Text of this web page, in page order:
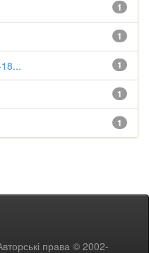
1
1
1
1
1
права © 2002-